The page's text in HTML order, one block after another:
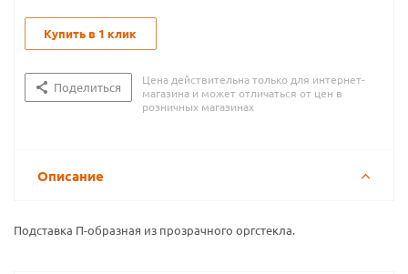
Купить в 1 клик
Поделиться
Цена действительна только для интернет-
магазина и может отличаться от цен в
розничных магазинах
Описание
Подставка П-образная из прозрачного оргстекла.